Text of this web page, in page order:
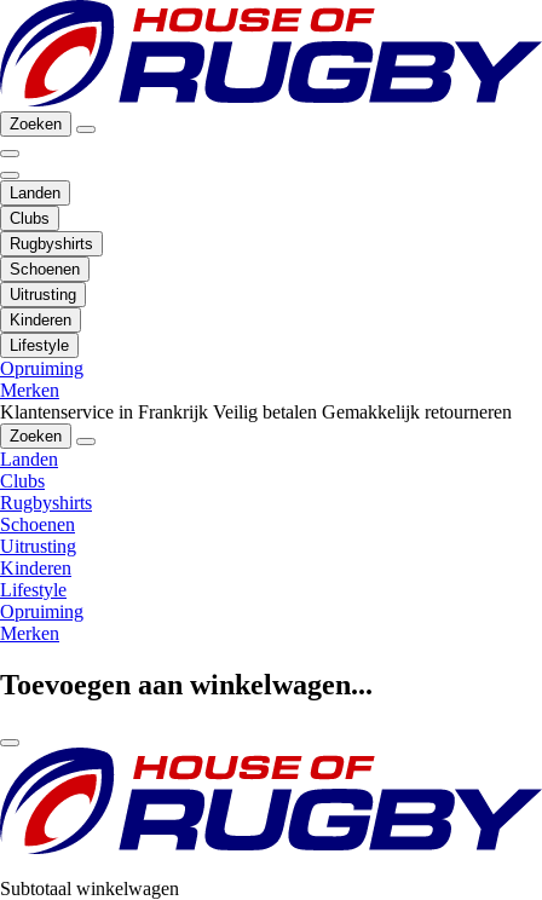
Zoeken
Landen
Clubs
Rugbyshirts
Schoenen
Uitrusting
Kinderen
Lifestyle
Opruiming
Merken
Klantenservice in Frankrijk Veilig betalen Gemakkelijk retourneren
Zoeken
Landen
Clubs
Rugbyshirts
Schoenen
Uitrusting
Kinderen
Lifestyle
Opruiming
Merken
Toevoegen aan winkelwagen...
Subtotaal winkelwagen